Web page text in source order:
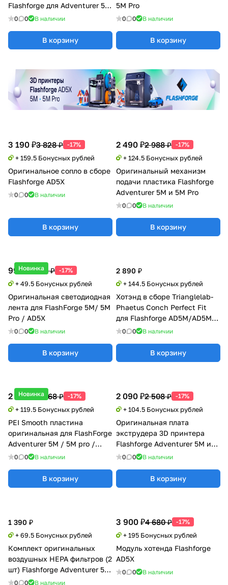
Flashforge для Adventurer 5M
/ 5M Pro / AD5X
0 0 В наличии
В корзину
5M Pro
0 0 В наличии
В корзину
3 190 ₽3 828 ₽ -17%
+ 159.5 Бонусных рублей
Оригинальное сопло в сборе
Flashforge AD5X
0 0 В наличии
В корзину
2 490 ₽2 988 ₽ -17%
+ 124.5 Бонусных рублей
Оригинальный механизм
подачи пластика Flashforge
Adventurer 5M и 5M Pro
0 0 В наличии
В корзину
Новинка
990 ₽1 188 ₽ -17%
+ 49.5 Бонусных рублей
Оригинальная светодиодная
лента для FlashForge 5M/ 5M
Pro / AD5X
0 0 В наличии
В корзину
2 890 ₽
+ 144.5 Бонусных рублей
Хотэнд в сборе Trianglelab-
Phaetus Conch Perfect Fit
для Flashforge AD5M/AD5M
Pro
0 0 В наличии
В корзину
Новинка
2 390 ₽2 868 ₽ -17%
+ 119.5 Бонусных рублей
PEI Smooth пластина
оригинальная для FlashForge
Adventurer 5M / 5M pro /
AD5X
0 0 В наличии
В корзину
2 090 ₽2 508 ₽ -17%
+ 104.5 Бонусных рублей
Оригинальная плата
экструдера 3D принтера
Flashforge Adventurer 5M и
5M Pro
0 0 В наличии
В корзину
1 390 ₽
+ 69.5 Бонусных рублей
Комплект оригинальных
воздушных HEPA фильтров (2
шт) Flashforge Adventurer 5M
и 5M Pro
0 0 В наличии
3 900 ₽4 680 ₽ -17%
+ 195 Бонусных рублей
Модуль хотенда Flashforge
AD5X
0 0 В наличии